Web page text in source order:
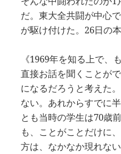
だ。東大全共闘が中心
が駆け付けた。26日の本
《1969年を知る上で、
直接お話を聞くことが
になるだろうと考えた
ない。あれからすでに
とも当時の学生は70歳
も、ことがことだけに
方は、なかなか現れな